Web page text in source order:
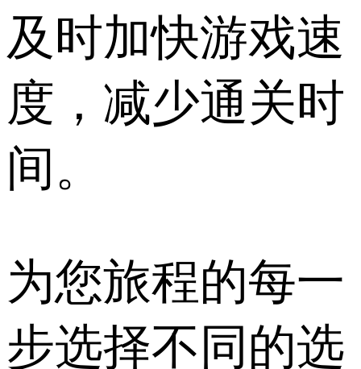
及时加快游戏速
度，减少通关时
间。
为您旅程的每一
步选择不同的选